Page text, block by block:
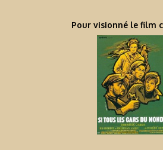
Pour visionné le film